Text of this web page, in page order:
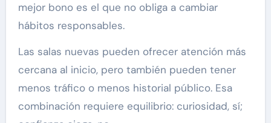
mejor bono es el que no obliga a cambiar
hábitos responsables.
Las salas nuevas pueden ofrecer atención más
cercana al inicio, pero también pueden tener
menos tráfico o menos historial público. Esa
combinación requiere equilibrio: curiosidad, sí;